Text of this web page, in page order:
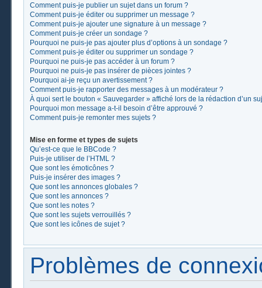
Comment puis-je publier un sujet dans un forum ?
Comment puis-je éditer ou supprimer un message ?
Comment puis-je ajouter une signature à un message ?
Comment puis-je créer un sondage ?
Pourquoi ne puis-je pas ajouter plus d’options à un sondage ?
Comment puis-je éditer ou supprimer un sondage ?
Pourquoi ne puis-je pas accéder à un forum ?
Pourquoi ne puis-je pas insérer de pièces jointes ?
Pourquoi ai-je reçu un avertissement ?
Comment puis-je rapporter des messages à un modérateur ?
À quoi sert le bouton « Sauvegarder » affiché lors de la rédaction d’un
Pourquoi mon message a-t-il besoin d’être approuvé ?
Comment puis-je remonter mes sujets ?
Mise en forme et types de sujets
Qu’est-ce que le BBCode ?
Puis-je utiliser de l’HTML ?
Que sont les émoticônes ?
Puis-je insérer des images ?
Que sont les annonces globales ?
Que sont les annonces ?
Que sont les notes ?
Que sont les sujets verrouillés ?
Que sont les icônes de sujet ?
Problèmes de